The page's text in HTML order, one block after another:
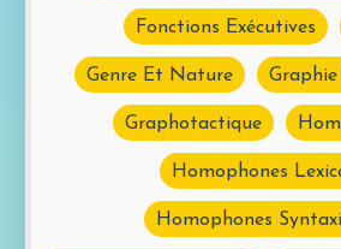
Fonctions Exécutives
Genre Et Nature
Graphotactique
Homophones
Homophones